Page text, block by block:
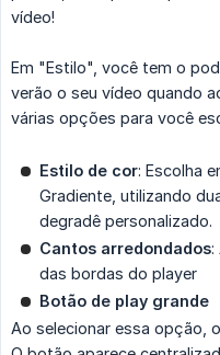
vídeo!
Em "Estilo", você tem o
verão o seu vídeo quando
várias opções para você
Estilo de cor: Escolha
Gradiente, utilizando
degradê personalizado.
Cantos arredondados:
das bordas do player
Botão de play grande
Ao selecionar essa opção,